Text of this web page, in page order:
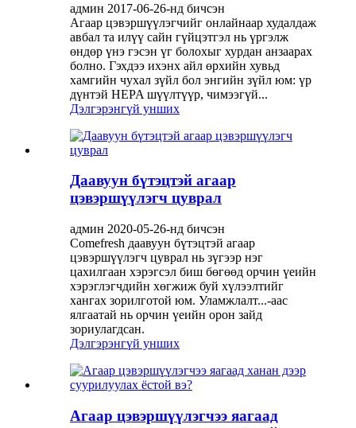
админ 2017-06-26-нд бичсэн
Агаар цэвэршүүлэгчийг онлайнаар худалдаж
авбал та илүү сайн гүйцэтгэл нь үргэлж
өндөр үнэ гэсэн үг болохыг хурдан анзаарах
болно. Гэхдээ ихэнх айл өрхийн хувьд
хамгийн чухал зүйл бол энгийн зүйл юм: үр
дүнтэй HEPA шүүлтүүр, чимээгүй...
Дэлгэрэнгүй унших
Даавуун бүтэцтэй агаар
цэвэршүүлэгч цуврал
админ 2020-05-26-нд бичсэн
Comefresh даавуун бүтэцтэй агаар
цэвэршүүлэгч цуврал нь зүгээр нэг
цахилгаан хэрэгсэл биш бөгөөд орчин үеийн
хэрэглэгчдийн хөгжиж буй хүлээлтийг
хангах зорилготой юм. Уламжлалт...-аас
ялгаатай нь орчин үеийн орон зайд
зориулагдсан.
Дэлгэрэнгүй унших
Агаар цэвэршүүлэгчээ яагаад